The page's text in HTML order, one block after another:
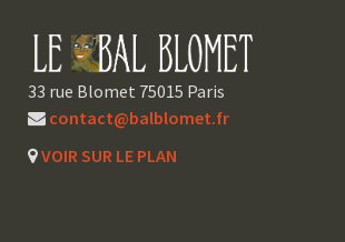
33 rue Blomet 75015 Paris
contact@balblomet.fr
VOIR SUR LE PLAN